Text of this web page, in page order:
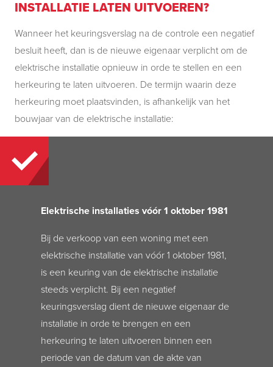
INSTALLATIE LATEN UITVOEREN?
Wanneer het keuringsverslag na de controle een negatief
besluit heeft, dan is de nieuwe eigenaar verplicht om de
elektrische installatie opnieuw in orde te stellen en een
herkeuring te laten uitvoeren. De termijn waarin deze
herkeuring moet plaatsvinden, is afhankelijk van het
bouwjaar van de elektrische installatie:
Elektrische installaties vóór1 oktober 1981
Bij de verkoop van een woning met een
elektrische installatie van vóór1 oktober 1981,
is een keuring van de elektrische installatie
steeds verplicht. Bij een negatief
keuringsverslag dient de nieuwe eigenaar de
installatie in ordete brengen en een
herkeuring te laten uitvoeren binnen een
periode van de datum van de akte van